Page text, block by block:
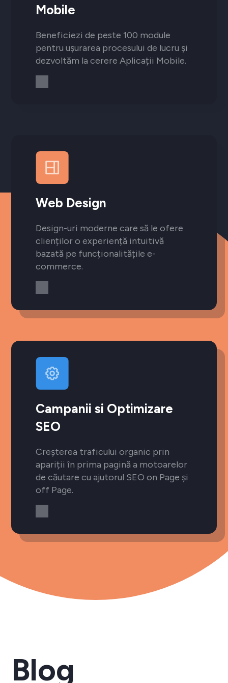
Mobile
Beneficiezi de peste 100 module
pentru ușurarea procesului de lucru și
dezvoltăm la cerere Aplicații Mobile.
Web Design
Design-uri moderne care să le ofere
clienților o experiență intuitivă
bazată pe funcționalitățile e-
commerce.
Campanii si Optimizare
SEO
Creșterea traficului organic prin
apariții în prima pagină a motoarelor
de căutare cu ajutorul SEO on Page și
off Page.
Blog